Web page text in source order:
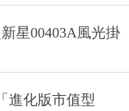
星00403A風光掛
進化版市值型